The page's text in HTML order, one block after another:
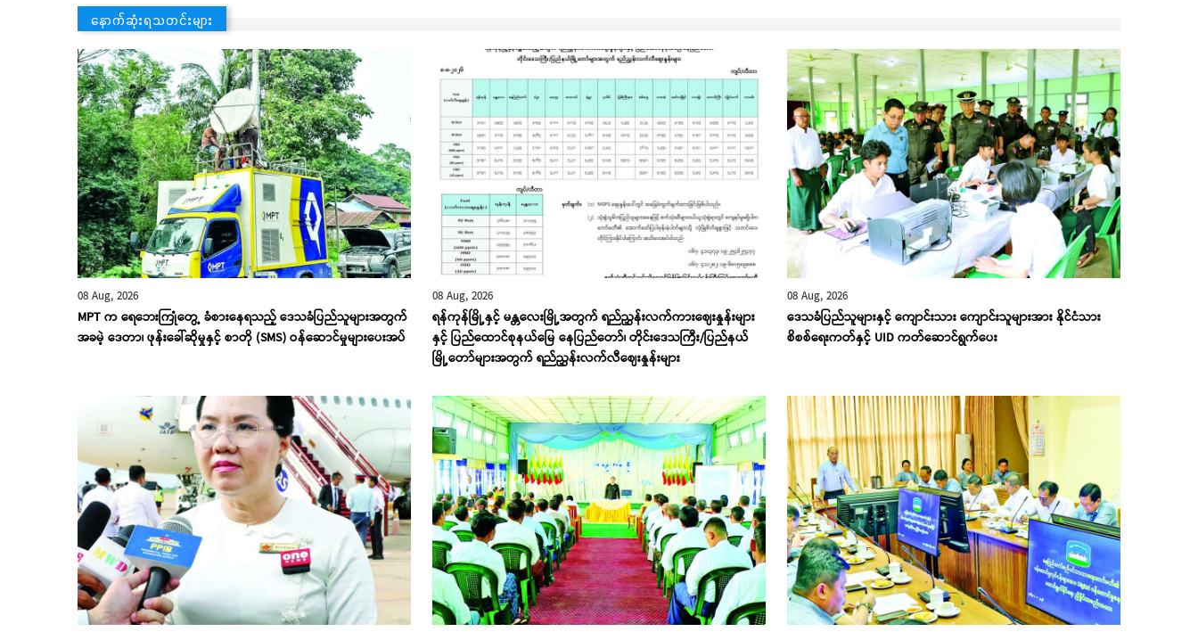
နောက်ဆုံးရသတင်းများ
08 Aug, 2026
MPT က ရေဘေးကြုံတွေ့ ခံစားနေရသည့် ဒေသခံပြည်သူများအတွက်
အခမဲ့ ဒေတာ၊ ဖုန်းခေါ်ဆိုမှုနှင့် စာတို (SMS) ဝန်ဆောင်မှုများပေးအပ်
08 Aug, 2026
ရန်ကုန်မြို့နှင့် မန္တလေးမြို့အတွက် ရည်ညွှန်းလက်ကားဈေးနှုန်းများ
နှင့် ပြည်ထောင်စုနယ်မြေ နေပြည်တော်၊ တိုင်းဒေသကြီး/ပြည်နယ်
မြို့တော်များအတွက် ရည်ညွှန်းလက်လီဈေးနှုန်းများ
08 Aug, 2026
ဒေသခံပြည်သူများနှင့် ကျောင်းသား ကျောင်းသူများအား နိုင်ငံသား
စိစစ်ရေးကတ်နှင့် UID ကတ်ဆောင်ရွက်ပေး